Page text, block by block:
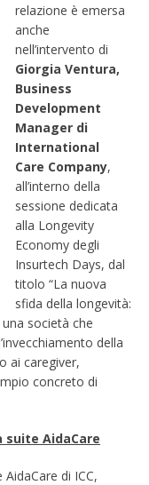
relazione è emersa
anche
nell’intervento di
Giorgia Ventura,
Business
Development
Manager di
International
Care Company,
all’interno della
sessione dedicata
alla Longevity
Economy degli
Insurtech Days, dal
titolo “La nuova
sfida della longevità:
società che
della
ai caregiver,
concreto di
suite AidaCare
di ICC,